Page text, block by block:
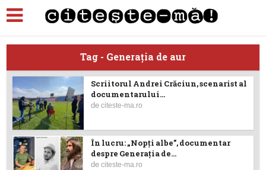
Tag - Generaţia de aur
Scriitorul Andrei Crăciun, scenarist al
documentarului...
deciteste-ma.ro
În lucru: „Nopți albe”, documentar
despre Generaţia de...
deciteste-ma.ro